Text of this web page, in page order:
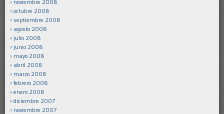
noviembre 2008
octubre 2008
septiembre 2008
agosto 2008
julio 2008
junio 2008
mayo 2008
abril 2008
marzo 2008
febrero 2008
enero 2008
diciembre 2007
noviembre 2007